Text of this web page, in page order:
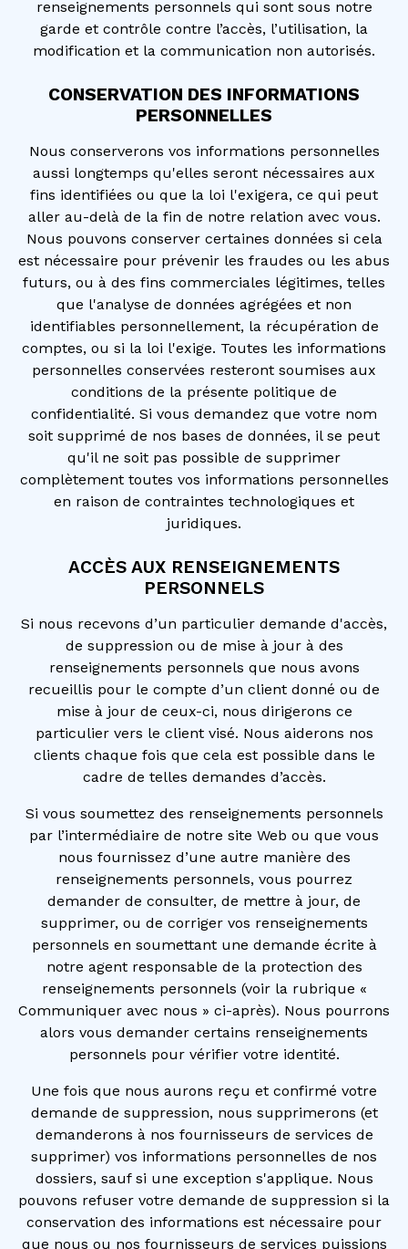
renseignements personnels qui sont sous notre
garde et contrôle contre l’accès, l’utilisation, la
modification et la communication non autorisés.
CONSERVATION DES INFORMATIONS
PERSONNELLES
Nous conserverons vos informations personnelles
aussi longtemps qu'elles seront nécessaires aux
fins identifiées ou que la loi l'exigera, ce qui peut
aller au-delà de la fin de notre relation avec vous.
Nous pouvons conserver certaines données si cela
est nécessaire pour prévenir les fraudes ou les abus
futurs, ou à des fins commerciales légitimes, telles
que l'analyse de données agrégées et non
identifiables personnellement, la récupération de
comptes, ou si la loi l'exige. Toutes les informations
personnelles conservées resteront soumises aux
conditions de la présente politique de
confidentialité. Si vous demandez que votre nom
soit supprimé de nos bases de données, il se peut
qu'il ne soit pas possible de supprimer
complètement toutes vos informations personnelles
en raison de contraintes technologiques et
juridiques.
ACCÈS AUX RENSEIGNEMENTS
PERSONNELS
Si nous recevons d’un particulier demande d'accès,
de suppression ou de mise à jour à des
renseignements personnels que nous avons
recueillis pour le compte d’un client donné ou de
mise à jour de ceux-ci, nous dirigerons ce
particulier vers le client visé. Nous aiderons nos
clients chaque fois que cela est possible dans le
cadre de telles demandes d’accès.
Si vous soumettez des renseignements personnels
par l’intermédiaire de notre site Web ou que vous
nous fournissez d’une autre manière des
renseignements personnels, vous pourrez
demander de consulter, de mettre à jour, de
supprimer, ou de corriger vos renseignements
personnels en soumettant une demande écrite à
notre agent responsable de la protection des
renseignements personnels (voir la rubrique «
Communiquer avec nous » ci-après). Nous pourrons
alors vous demander certains renseignements
personnels pour vérifier votre identité.
Une fois que nous aurons reçu et confirmé votre
demande de suppression, nous supprimerons (et
demanderons à nos fournisseurs de services de
supprimer) vos informations personnelles de nos
dossiers, sauf si une exception s'applique. Nous
pouvons refuser votre demande de suppression si la
conservation des informations est nécessaire pour
que nous ou nos fournisseurs de services puissions